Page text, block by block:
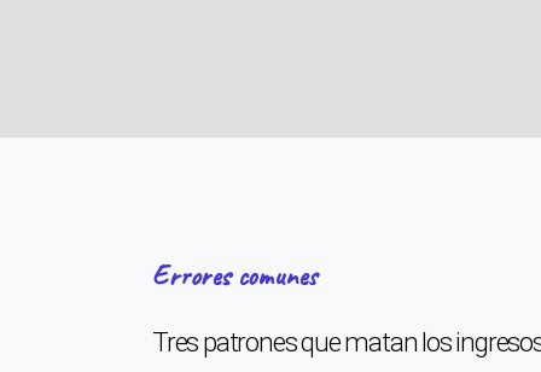
Errores comunes
Tres patrones que matan los